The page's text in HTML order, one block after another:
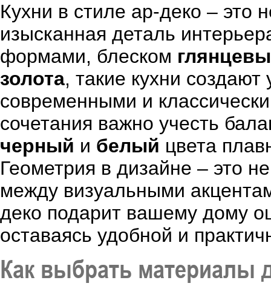
Кухни в стиле ар-деко – это
изысканная деталь
формами, блеском
золота, такие кухни
современными и
сочетания важно учесть
черный и белый цвета
Геометрия в дизайне – это
между визуальными
деко подарит вашему дому
оставаясь удобной и
Как выбрать материалы